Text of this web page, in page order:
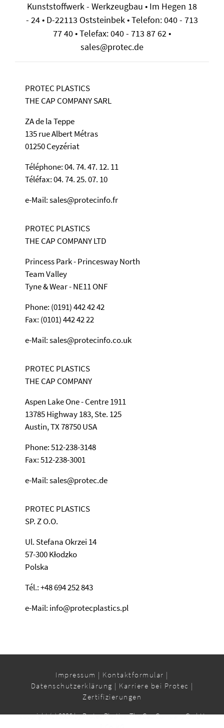
Kunststoffwerk - Werkzeugbau • Im Hegen 18
- 24 • D-22113 Oststeinbek • Telefon: 040 - 713
77 40 • Telefax: 040 - 713 87 62 •
sales@protec.de
PROTEC PLASTICS
THE CAP COMPANY SARL
ZA de la Teppe
135 rue Albert Métras
01250 Ceyzériat
Téléphone: 04. 74. 47. 12. 11
Téléfax: 04. 74. 25. 07. 10
e-Mail: sales@protecinfo.fr
PROTEC PLASTICS
THE CAP COMPANY LTD
Princess Park - Princesway North
Team Valley
Tyne & Wear - NE11 ONF
Phone: (0191) 442 42 42
Fax: (0101) 442 42 22
e-Mail: sales@protecinfo.co.uk
PROTEC PLASTICS
THE CAP COMPANY
Aspen Lake One - Centre 1911
13785 Highway 183, Ste. 125
Austin, TX 78750 USA
Phone: 512-238-3148
Fax: 512-238-3001
e-Mail: sales@protec.de
PROTEC PLASTICS
SP. Z O.O.
Ul. Stefana Okrzei 14
57-300 Kłodzko
Polska
Tél.: +48 694 252 843
e-Mail: info@protecplastics.pl
Impressum | Kontaktformular |
Datenschutzerklärung | Karriere bei Protec |
Zertifizierungen
copyright (c) 2026 by Protec Plastics. The Cap Company GmbH